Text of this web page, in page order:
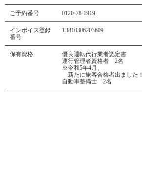
ご予約番号 0120-78-1919
インボイス登録
番号
T3810306203609
保有資格
優良運転代行業者認定書
運行管理者資格者 2名
※令和5年4月、
新たに旅客合格者出ました！
自動車整備士 2名